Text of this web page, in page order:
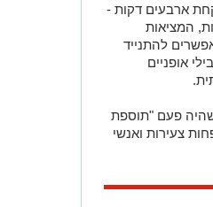
ארבעים דקות -
המציאות
להתנייד
אופניים
.
שהיה פעם "תוספת
צעירות ואנשי